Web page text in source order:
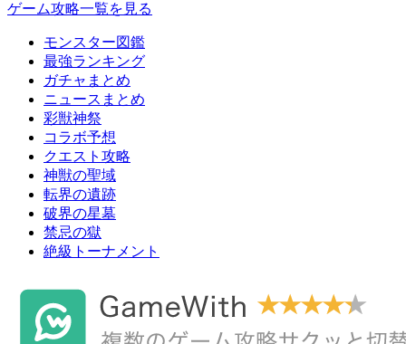
ゲーム攻略一覧を見る
モンスター図鑑
最強ランキング
ガチャまとめ
ニュースまとめ
彩獣神祭
コラボ予想
クエスト攻略
神獣の聖域
転界の遺跡
破界の星墓
禁忌の獄
絶級トーナメント